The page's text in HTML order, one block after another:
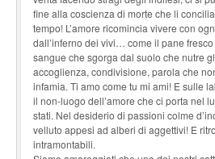
fine alla coscienza di morte che li
tempo! L’amore ricomincia vivere con
dall’inferno dei vivi… come il pane
sangue che sgorga dal suolo che nutre
accoglienza, condivisione, parola che
infamia. Ti amo come tu mi ami! E sulle
il non-luogo dell’amore che ci porta nel
stati. Nel desiderio di passioni colme
velluto appesi ad alberi di aggettivi! E
intramontabili.